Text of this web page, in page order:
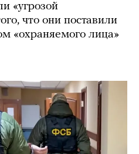
«угрозой
что они поставили
«охраняемого лица»